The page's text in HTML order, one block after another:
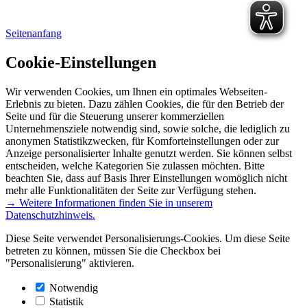
Seitenanfang
Cookie-Einstellungen
Wir verwenden Cookies, um Ihnen ein optimales Webseiten-
Erlebnis zu bieten. Dazu zählen Cookies, die für den Betrieb der
Seite und für die Steuerung unserer kommerziellen
Unternehmensziele notwendig sind, sowie solche, die lediglich zu
anonymen Statistikzwecken, für Komforteinstellungen oder zur
Anzeige personalisierter Inhalte genutzt werden. Sie können selbst
entscheiden, welche Kategorien Sie zulassen möchten. Bitte
beachten Sie, dass auf Basis Ihrer Einstellungen womöglich nicht
mehr alle Funktionalitäten der Seite zur Verfügung stehen.
→ Weitere Informationen finden Sie in unserem
Datenschutzhinweis.
Diese Seite verwendet Personalisierungs-Cookies. Um diese Seite
betreten zu können, müssen Sie die Checkbox bei
"Personalisierung" aktivieren.
Notwendig
Statistik